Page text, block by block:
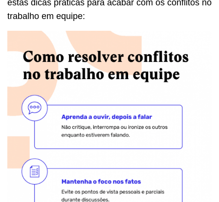
estas dicas práticas para acabar com os conflitos no
trabalho em equipe: